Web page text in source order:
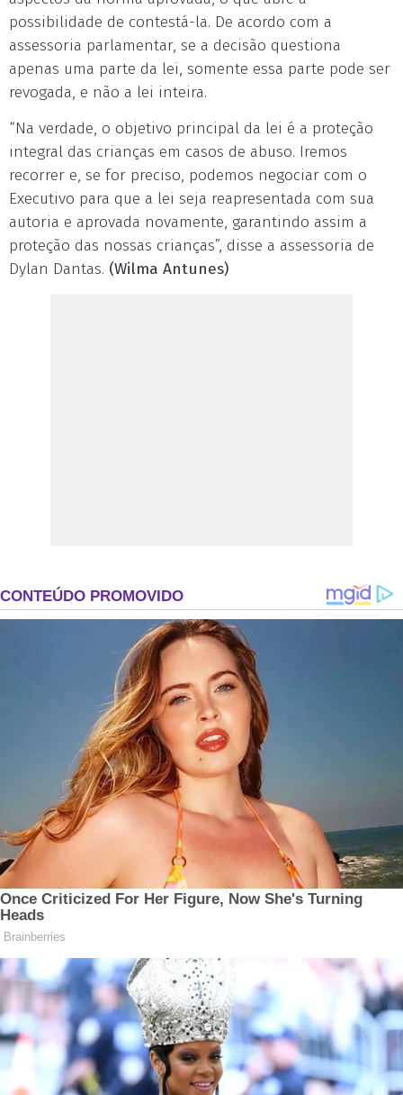
possibilidade de contestá-la. De acordo com a
assessoria parlamentar, se a decisão questiona
apenas uma parte da lei, somente essa parte pode ser
revogada, e não a lei inteira.
“Na verdade, o objetivo principal da lei é a proteção
integral das crianças em casos de abuso. Iremos
recorrer e, se for preciso, podemos negociar com o
Executivo para que a lei seja reapresentada com sua
autoria e aprovada novamente, garantindo assim a
proteção das nossas crianças”, disse a assessoria de
Dylan Dantas. (Wilma Antunes)